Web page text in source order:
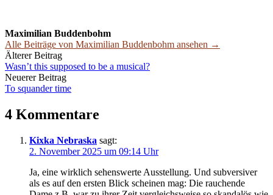
Maximilian Buddenbohm
Alle Beiträge von Maximilian Buddenbohm ansehen →
Beitrags-
Navigation
Älterer Beitrag
Wasn’t this supposed to be a musical?
Neuerer Beitrag
To squander time
4 Kommentare
Kixka Nebraska sagt:
2. November 2025 um 09:14 Uhr
Ja, eine wirklich sehenswerte Ausstellung. Und subversiver
als es auf den ersten Blick scheinen mag: Die rauchende